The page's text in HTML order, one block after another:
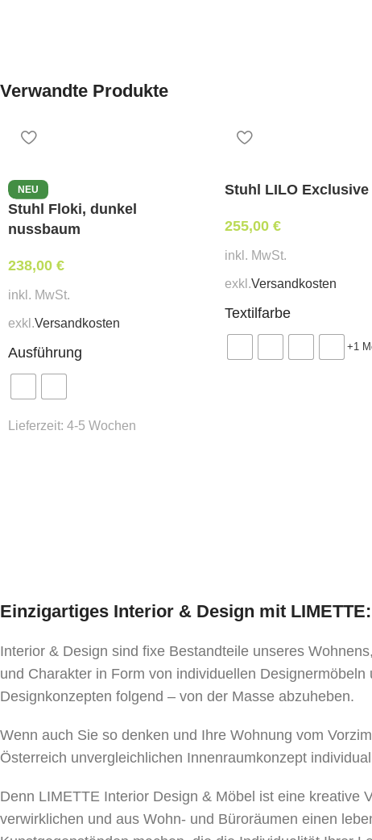
Verwandte Produkte
NEU
Stuhl Floki, dunkel
nussbaum
238,00 €
inkl. MwSt.
exkl.Versandkosten
Ausführung
Lieferzeit: 4-5 Wochen
Stuhl LILO Exclusive
255,00 €
inkl. MwSt.
exkl.Versandkosten
Textilfarbe
+1
Einzigartiges Interior & Design mit
Interior & Design sind fixe Bestandteile unseres
und Charakter in Form von individuellen
Designkonzepten folgend – von der Masse abzuheben.
Wenn auch Sie so denken und Ihre Wohnung vom
Österreich unvergleichlichen Innenraumkonzept
Denn LIMETTE Interior Design & Möbel ist eine kreative
verwirklichen und aus Wohn- und Büroräumen einen